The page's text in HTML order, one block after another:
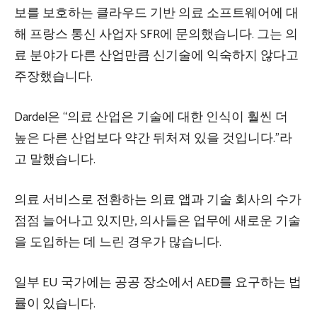
보를 보호하는 클라우드 기반 의료 소프트웨어에 대
해 프랑스 통신 사업자 SFR에 문의했습니다. 그는 의
료 분야가 다른 산업만큼 신기술에 익숙하지 않다고
주장했습니다.
Dardel은 “의료 산업은 기술에 대한 인식이 훨씬 더
높은 다른 산업보다 약간 뒤처져 있을 것입니다.”라
고 말했습니다.
의료 서비스로 전환하는 의료 앱과 기술 회사의 수가
점점 늘어나고 있지만, 의사들은 업무에 새로운 기술
을 도입하는 데 느린 경우가 많습니다.
일부 EU 국가에는 공공 장소에서 AED를 요구하는 법
률이 있습니다.